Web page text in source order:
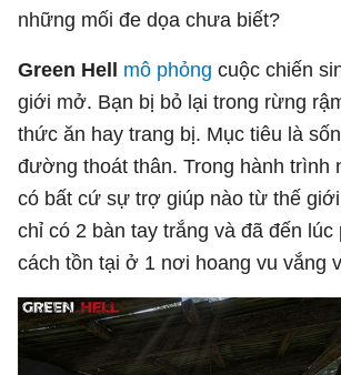
những mối đe dọa chưa biết?
Green Hell mô phỏng cuộc chiến
giới mở. Bạn bị bỏ lại trong rừng
thức ăn hay trang bị. Mục tiêu là
đường thoát thân. Trong hành trình
có bất cứ sự trợ giúp nào từ thế
chỉ có 2 bàn tay trắng và đã đến lúc
cách tồn tại ở 1 nơi hoang vu vắng